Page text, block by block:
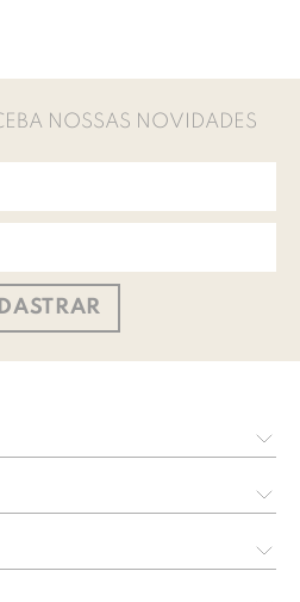
NOSSAS NOVIDADES